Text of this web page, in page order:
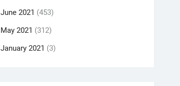
June 2021 (453)
May 2021 (312)
January 2021 (3)